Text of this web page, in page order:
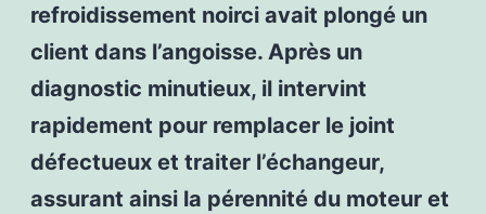
refroidissement noirci avait plongé un
client dans l’angoisse. Après un
diagnostic minutieux, il intervint
rapidement pour remplacer le joint
défectueux et traiter l’échangeur,
assurant ainsi la pérennité du moteur et